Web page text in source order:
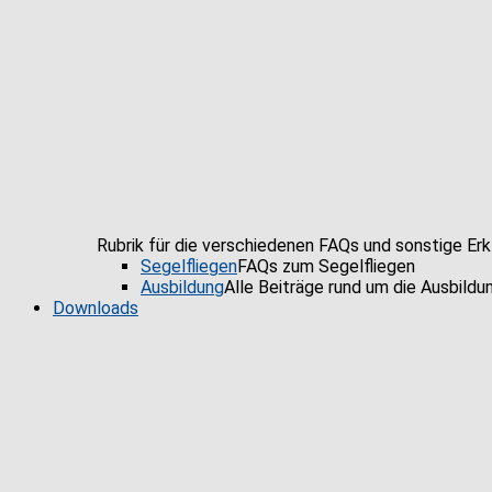
Rubrik für die verschiedenen FAQs und sonstige
SegelfliegenFAQs zum Segelfliegen
AusbildungAlle Beiträge rund um die
Downloads